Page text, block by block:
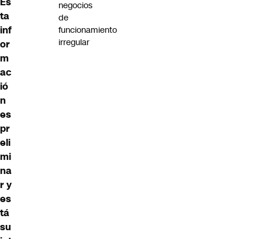
ta
inf
or
m
ac
ió
n
es
pr
eli
mi
na
r y
es
tá
su
negocios
de
funcionamiento
irregular